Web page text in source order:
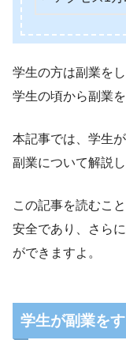
学生の方は副業を
学生の頃から副業
本記事では、学生
副業について解説し
この記事を読むこ
安全であり、さら
ができますよ。
学生が副業を